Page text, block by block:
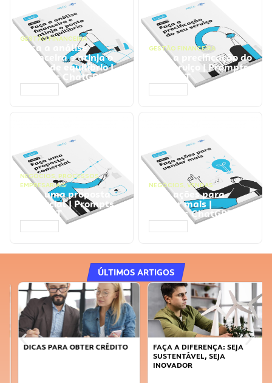
GESTÃO FINANCEIRA
Faça a análise
financeira e atinja o
ponto de equilíbrio |
Prompts ChatGPT
GESTÃO FINANCEIRA
Faça a precificação do
seu serviço | Prompts
ChatGPT
NEGÓCIOS, PROCESSOS
EMPRESARIAIS
Faça uma proposta
comercial | Prompts
ChatGPT
NEGÓCIOS, VENDAS
Faça ações para
vender mais |
Prompts ChatGPT
ÚLTIMOS ARTIGOS
DICAS PARA OBTER CRÉDITO
FAÇA A DIFERENÇA: SEJA
SUSTENTÁVEL, SEJA
INOVADOR